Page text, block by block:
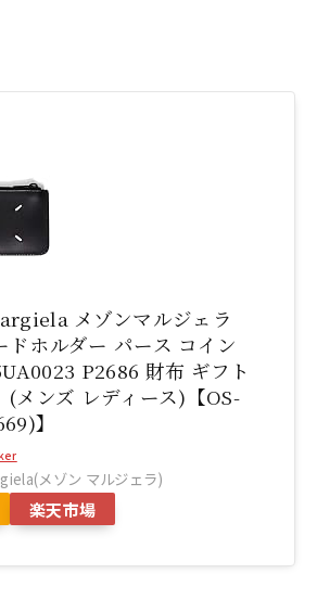
メゾンマルジェラ
ドホルダー パース コイン
P2686 財布 ギフト
(メンズ レディース)【OS-
】
メゾン マルジェラ)
楽天市場